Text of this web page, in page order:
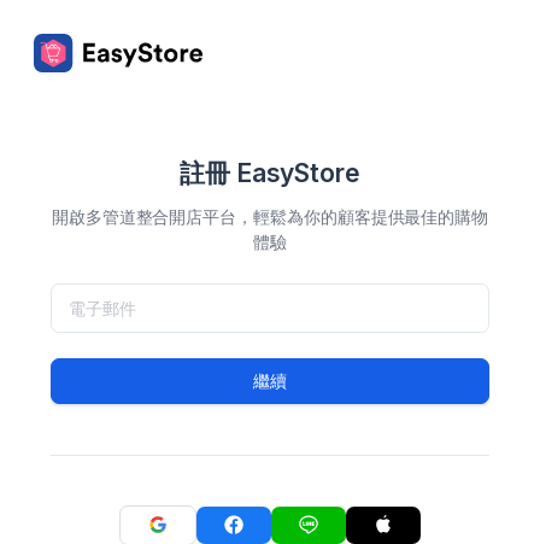
註冊 EasyStore
開啟多管道整合開店平台，輕鬆為你的顧客提供最佳的購物
體驗
繼續